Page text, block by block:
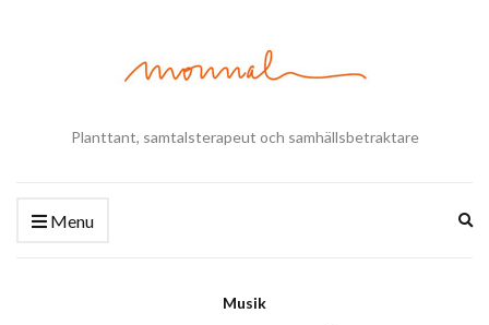
Planttant, samtalsterapeut och samhällsbetraktare
Menu
Musik